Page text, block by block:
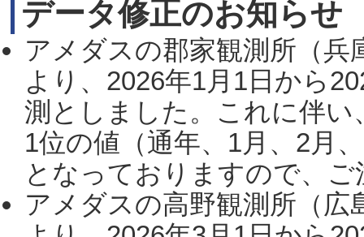
データ修正のお知らせ
アメダスの郡家観測所（
より、2026年1月1日から
測としました。これに伴い
1位の値（通年、1月、2月
となっておりますので、
アメダスの高野観測所（